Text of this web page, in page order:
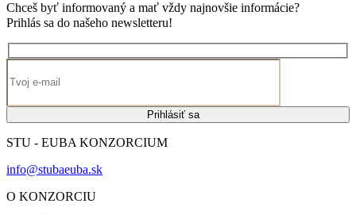
Chceš byť informovaný a mať vždy najnovšie informácie?
Prihlás sa do našeho newsletteru!
E-mail
Prihlásiť sa
STU - EUBA KONZORCIUM
info@stubaeuba.sk
O KONZORCIU